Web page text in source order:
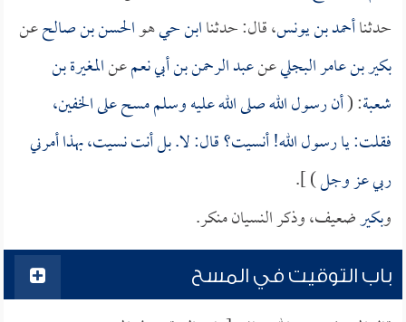
حدثناأحمد بن يونس، قال: حدثناابن حيهوالحسن بن صالحعن
بكير بن عامر البجليعنعبد الرحمن بن أبي نعمعنالمغيرة بن
شعبة: (أن رسول الله صلى الله عليه وسلم مسح على الخفين،
فقلت: يا رسول الله! أنسيت؟ قال: لا. بل أنت نسيت، بهذا أمرني
ربي عز وجل) ].
وبكيرضعيف، وذكر النسيان منكر.
باب التوقيت في المسح